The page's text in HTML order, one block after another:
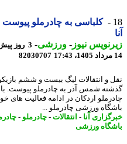
کلباسی به چادرملو پیوست
نیوز-ورزشی-
3 روز پیش -
82030707
و انتقالات لیگ بیست و ششم بازیکن
شمس آذر به چادرملو پیوست.
اردکان در ادامه فعالیت های خود
ورزشی چادرملو ...
آنا- انتقالات-چادرملو-چادرملو
ورزشی